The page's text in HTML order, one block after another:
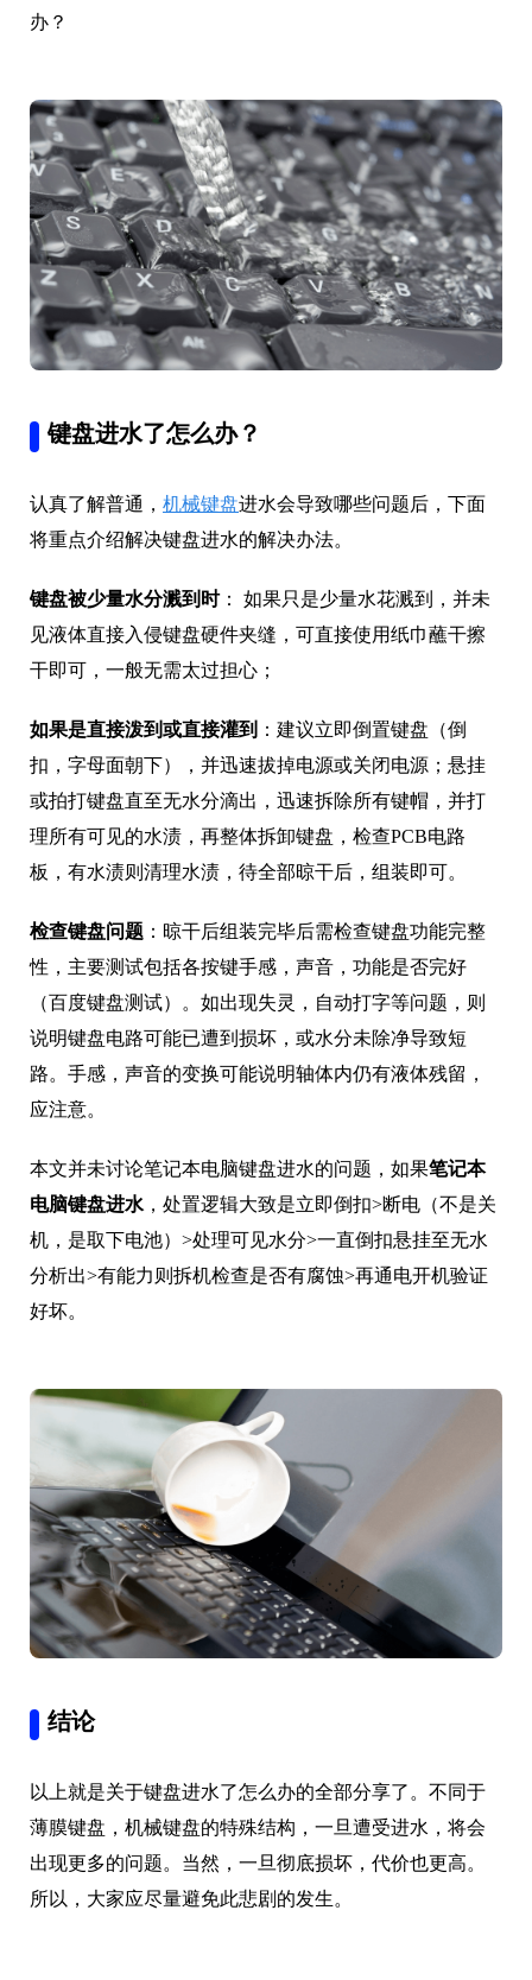
办？
键盘进水了怎么办？
认真了解普通， 机械键盘进水会导致哪些问题后，下面
将重点介绍解决键盘进水的解决办法。
键盘被少量水分溅到时： 如果只是少量水花溅到，并未
见液体直接入侵键盘硬件夹缝，可直接使用纸巾蘸干擦
干即可，一般无需太过担心；
如果是直接泼到或直接灌到 ：建议立即倒置键盘（倒
扣，字母面朝下），并迅速拔掉电源或关闭电源；悬挂
或拍打键盘直至无水分滴出，迅速拆除所有键帽，并打
理所有可见的水渍，再整体拆卸键盘，检查PCB电路
板，有水渍则清理水渍，待全部晾干后，组装即可。
检查键盘问题 ：晾干后组装完毕后需检查键盘功能完整
性，主要测试包括各按键手感，声音，功能是否完好
（百度键盘测试）。如出现失灵，自动打字等问题，则
说明键盘电路可能已遭到损坏，或水分未除净导致短
路。手感，声音的变换可能说明轴体内仍有液体残留，
应注意。
本文并未讨论笔记本电脑键盘进水的问题，如果笔记本
电脑键盘进水 ，处置逻辑大致是立即倒扣>断电（不是关
机，是取下电池）>处理可见水分>一直倒扣悬挂至无水
分析出>有能力则拆机检查是否有腐蚀>再通电开机验证
好坏。
结论
以上就是关于键盘进水了怎么办的全部分享了。不同于
薄膜键盘，机械键盘的特殊结构，一旦遭受进水，将会
出现更多的问题。当然，一旦彻底损坏，代价也更高。
所以，大家应尽量避免此悲剧的发生。